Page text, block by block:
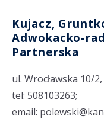
Kujacz,
Adwokacko-
Partnerska
ul. Wrocławska 10/
tel: 508103263;
email: